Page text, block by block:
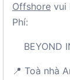
Offshore vui
Phí:
BEYOND
📍 Toà nhà